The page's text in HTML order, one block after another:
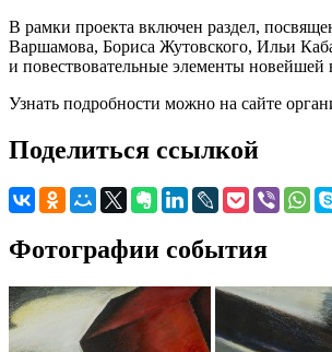
В рамки проекта включен раздел,
Варшамова, Бориса Жутовского, Ильи
и повествовательные элементы новейшей
Узнать подробности можно на сайте
Поделиться ссылкой
Фотографии события